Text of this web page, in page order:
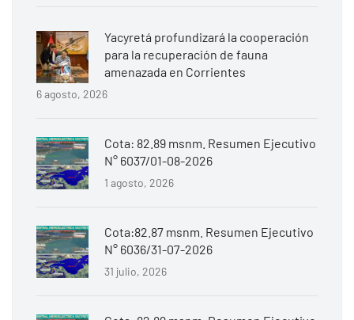
Yacyretá profundizará la cooperación
para la recuperación de fauna
amenazada en Corrientes
6 agosto, 2026
Cota: 82.89 msnm. Resumen Ejecutivo
N° 6037/01-08-2026
1 agosto, 2026
Cota:82.87 msnm. Resumen Ejecutivo
N° 6036/31-07-2026
31 julio, 2026